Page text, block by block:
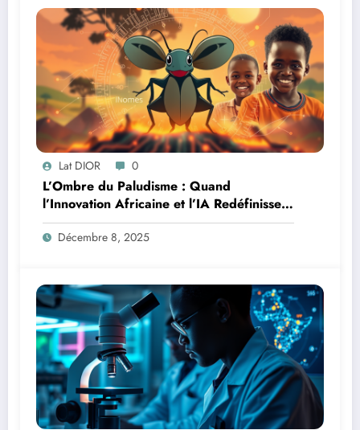
Lat DIOR 0
L’Ombre du Paludisme : Quand
l’Innovation Africaine et l’IA Redéfinissent
la Lutte
Décembre 8, 2025